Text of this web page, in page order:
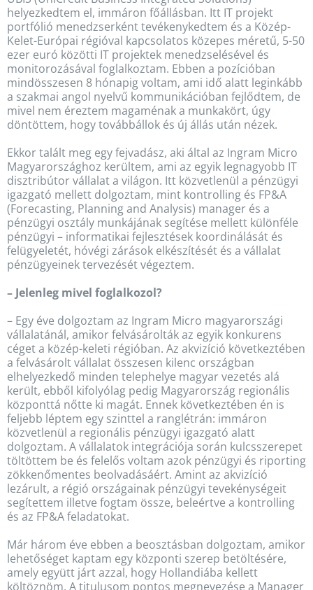
helyezkedtem el, immáron főállásban. Itt IT projekt
portfólió menedzserként tevékenykedtem és a Közép-
Kelet-Európai régióval kapcsolatos közepes méretű, 5-50
ezer euró közötti IT projektek menedzselésével és
monitorozásával foglalkoztam. Ebben a pozícióban
mindösszesen 8 hónapig voltam, ami idő alatt leginkább
a szakmai angol nyelvű kommunikációban fejlődtem, de
mivel nem éreztem magaménak a munkakört, úgy
döntöttem, hogy továbbállok és új állás után nézek.
Ekkor talált meg egy fejvadász, aki által az Ingram Micro
Magyarországhoz kerültem, ami az egyik legnagyobb IT
disztribútor vállalat a világon. Itt közvetlenül a pénzügyi
igazgató mellett dolgoztam, mint kontrolling és FP&A
(Forecasting, Planning and Analysis) manager és a
pénzügyi osztály munkájának segítése mellett különféle
pénzügyi – informatikai fejlesztések koordinálását és
felügyeletét, hóvégi zárások elkészítését és a vállalat
pénzügyeinek tervezését végeztem.
– Jelenleg mivel foglalkozol?
– Egy éve dolgoztam az Ingram Micro magyarországi
vállalatánál, amikor felvásárolták az egyik konkurens
céget a közép-keleti régióban. Az akvizíció következtében
a felvásárolt vállalat összesen kilenc országban
elhelyezkedő minden telephelye magyar vezetés alá
került, ebből kifolyólag pedig Magyarország regionális
központtá nőtte ki magát. Ennek következtében én is
feljebb léptem egy szinttel a ranglétrán: immáron
közvetlenül a regionális pénzügyi igazgató alatt
dolgoztam. A vállalatok integrációja során kulcsszerepet
töltöttem be és felelős voltam azok pénzügyi és riporting
zökkenőmentes beolvadásáért. Amint az akvizíció
lezárult, a régió országainak pénzügyi tevekénységeit
segítettem illetve fogtam össze, beleértve a kontrolling
és az FP&A feladatokat.
Már három éve ebben a beosztásban dolgoztam, amikor
lehetőséget kaptam egy központi szerep betöltésére,
amely együtt járt azzal, hogy Hollandiába kellett
költöznöm. A titulusom pontos megnevezése a Manager